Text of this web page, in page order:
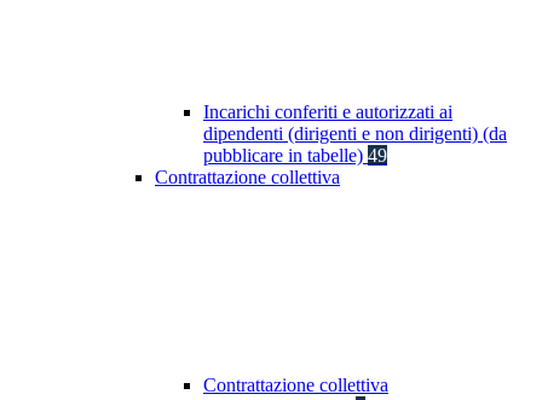
Incarichi conferiti e autorizzati ai
dipendenti (dirigenti e non dirigenti) (da
pubblicare in tabelle) 49
Contrattazione collettiva
Contrattazione collettiva